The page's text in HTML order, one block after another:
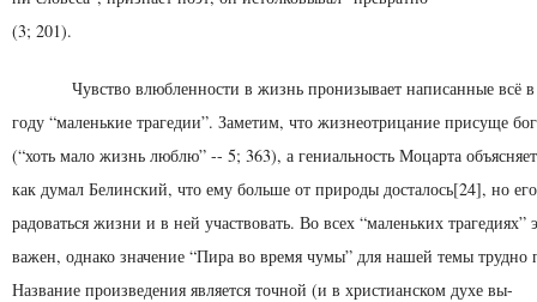
(3; 201).
Чувство влюбленности в жизнь пронизывает написанные всё
году “маленькие трагедии”. Заме­тим, что жизнеотрицание присуще
(“хоть мало жизнь люблю” -- 5; 363), а гениальность Моцарта
как думал Белинский, что ему боль­ше от природы досталось[24], но
радоваться жизни и в ней участвовать. Во всех “маленьких трагедиях”
важен, однако значение “Пира во время чумы” для нашей темы трудно
Название про­изведения является точной (и в христианском духе вы-